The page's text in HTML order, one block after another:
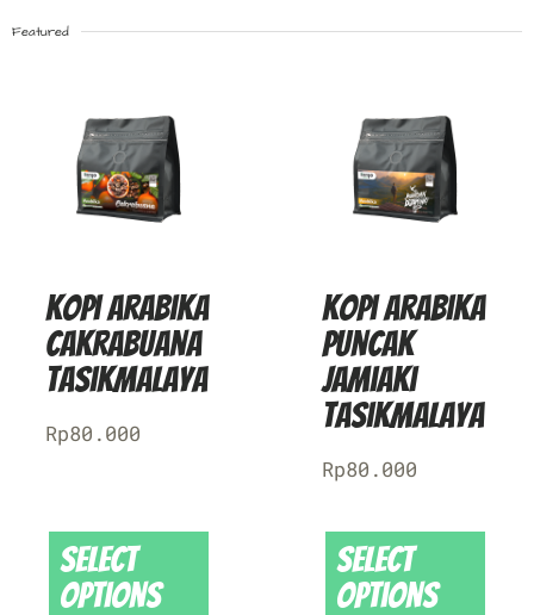
Featured
Kopi Arabika
Cakrabuana
Tasikmalaya
Rp80.000
Select
options
Kopi Arabika
Puncak
Jamiaki
Tasikmalaya
Rp80.000
Select
options